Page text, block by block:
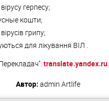
герпесу;
кошти;
грипу;
для лікування ВІЛ .
translate.yandex.ru.
Автор: admin Artlife